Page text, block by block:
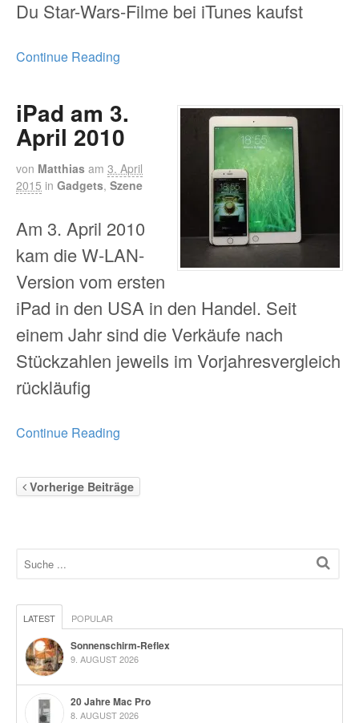
Du Star-Wars-Filme bei iTunes kaufst
Continue Reading
iPad am 3.
April 2010
von Matthias am 3. April
2015 in Gadgets, Szene
Am 3. April 2010
kam die W-LAN-
Version vom ersten
iPad in den USA in den Handel. Seit
einem Jahr sind die Verkäufe nach
Stückzahlen jeweils im Vorjahresvergleich
rückläufig
Continue Reading
Vorherige Beiträge
LATEST POPULAR
Sonnenschirm-Reflex
9. AUGUST 2026
20 Jahre Mac Pro
8. AUGUST 2026